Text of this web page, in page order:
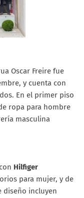
Oscar Freire fue
y cuenta con
En el primer piso
ropa para hombre
masculina
Hilfiger
para mujer, y de
diseño incluyen